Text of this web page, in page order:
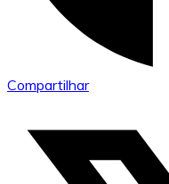
Compartilhar